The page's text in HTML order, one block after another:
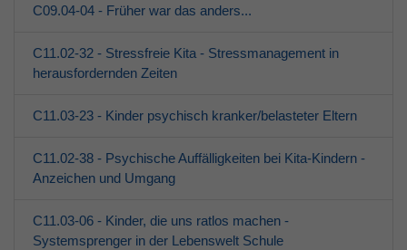
C09.04-04 - Früher war das anders...
C11.02-32 - Stressfreie Kita - Stressmanagement in
herausfordernden Zeiten
C11.03-23 - Kinder psychisch kranker/belasteter Eltern
C11.02-38 - Psychische Auffälligkeiten bei Kita-Kindern -
Anzeichen und Umgang
C11.03-06 - Kinder, die uns ratlos machen -
Systemsprenger in der Lebenswelt Schule